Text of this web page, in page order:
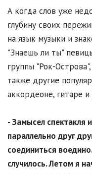
А когда слов уже
глубину своих
на язык музыки и
"Знаешь ли ты"
группы "Рок-
также другие
аккордеоне, гитаре
- Замысел спектакля
параллельно друг
соединиться
случилось. Летом я